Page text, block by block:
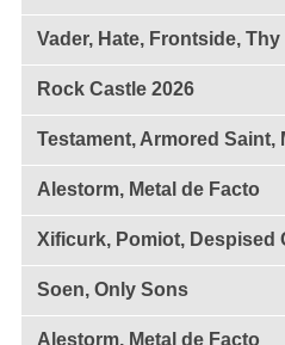
Vader, Hate, Frontside,
Rock Castle 2026
Testament, Armored Saint,
Alestorm, Metal de Facto
Xificurk, Pomiot, Despised
Soen, Only Sons
Alestorm, Metal de Facto